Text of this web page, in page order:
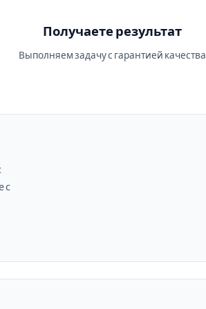
Получаете результат
Выполняем задачу с гарантией качества
с